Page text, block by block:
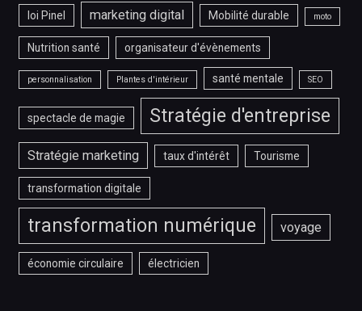
loi Pinel marketing digital Mobilité durable moto
Nutrition santé organisateur d'évènements
personnalisation Plantes d'intérieur santé mentale SEO
spectacle de magie Stratégie d'entreprise
Stratégie marketing taux d'intérêt Tourisme
transformation digitale
transformation numérique voyage
économie circulaire électricien